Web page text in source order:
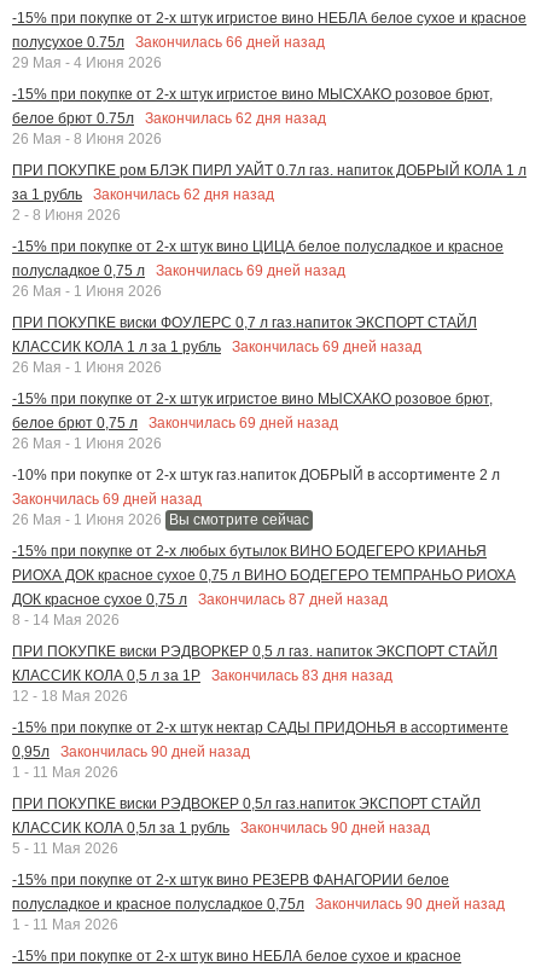
-15% при покупке от 2-х штук игристое вино НЕБЛА белое сухое и красное
полусухое 0.75л
Закончилась 66 дней назад
29 Мая - 4 Июня 2026
-15% при покупке от 2-х штук игристое вино МЫСХАКО розовое брют,
белое брют 0.75л
Закончилась 62 дня назад
26 Мая - 8 Июня 2026
ПРИ ПОКУПКЕ ром БЛЭК ПИРЛ УАЙТ 0.7л газ. напиток ДОБРЫЙ КОЛА 1 л
за 1 рубль
Закончилась 62 дня назад
2 - 8 Июня 2026
-15% при покупке от 2-х штук вино ЦИЦА белое полусладкое и красное
полусладкое 0,75 л
Закончилась 69 дней назад
26 Мая - 1 Июня 2026
ПРИ ПОКУПКЕ виски ФОУЛЕРС 0,7 л газ.напиток ЭКСПОРТ СТАЙЛ
КЛАССИК КОЛА 1 л за 1 рубль
Закончилась 69 дней назад
26 Мая - 1 Июня 2026
-15% при покупке от 2-х штук игристое вино МЫСХАКО розовое брют,
белое брют 0,75 л
Закончилась 69 дней назад
26 Мая - 1 Июня 2026
-10% при покупке от 2-х штук газ.напиток ДОБРЫЙ в ассортименте 2 л
Закончилась 69 дней назад
26 Мая - 1 Июня 2026
Вы смотрите сейчас
-15% при покупке от 2-х любых бутылок ВИНО БОДЕГЕРО КРИАНЬЯ
РИОХА ДОК красное сухое 0,75 л ВИНО БОДЕГЕРО ТЕМПРАНЬО РИОХА
ДОК красное сухое 0,75 л
Закончилась 87 дней назад
8 - 14 Мая 2026
ПРИ ПОКУПКЕ виски РЭДВОРКЕР 0,5 л газ. напиток ЭКСПОРТ СТАЙЛ
КЛАССИК КОЛА 0,5 л за 1Р
Закончилась 83 дня назад
12 - 18 Мая 2026
-15% при покупке от 2-х штук нектар САДЫ ПРИДОНЬЯ в ассортименте
0,95л
Закончилась 90 дней назад
1 - 11 Мая 2026
ПРИ ПОКУПКЕ виски РЭДВОКЕР 0,5л газ.напиток ЭКСПОРТ СТАЙЛ
КЛАССИК КОЛА 0,5л за 1 рубль
Закончилась 90 дней назад
5 - 11 Мая 2026
-15% при покупке от 2-х штук вино РЕЗЕРВ ФАНАГОРИИ белое
полусладкое и красное полусладкое 0,75л
Закончилась 90 дней назад
1 - 11 Мая 2026
-15% при покупке от 2-х штук вино НЕБЛА белое сухое и красное